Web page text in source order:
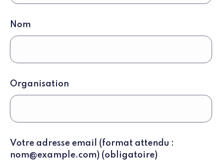
Nom
Organisation
Votre
adresse
Votre adresse email (format attendu :
nom@example.com) (obligatoire)